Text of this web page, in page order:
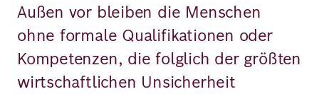
Außen vor bleiben die Menschen
ohne formale Qualifikationen oder
Kompetenzen, die folglich der größten
wirtschaftlichen Unsicherheit